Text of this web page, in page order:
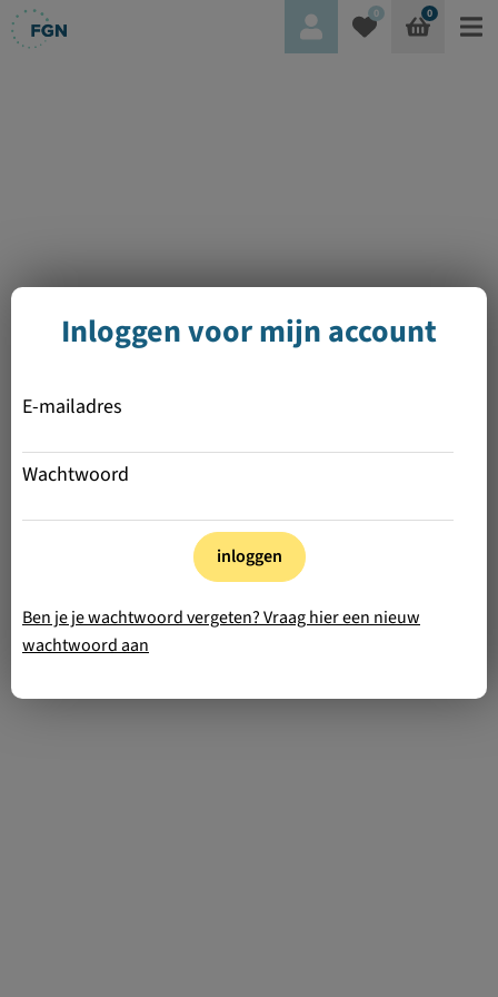
0 0
Inloggen voor mijn account
E-mailadres
Wachtwoord
inloggen
Ben je je wachtwoord vergeten? Vraag hier een nieuw
wachtwoord aan